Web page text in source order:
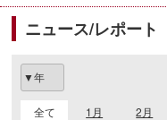
ニュース/レポート
全て 1月 2月